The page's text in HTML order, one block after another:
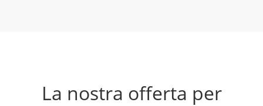
La nostra offerta per